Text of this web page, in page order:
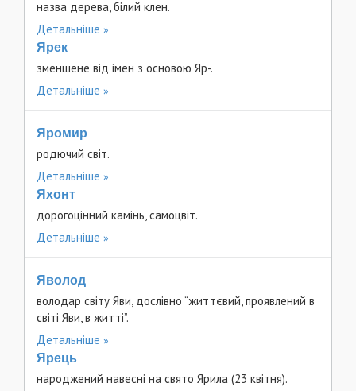
назва дерева, білий клен.
Детальніше
Ярек
зменшене від імен з основою Яр-.
Детальніше
Яромир
родючий світ.
Детальніше
Яхонт
дорогоцінний камінь, самоцвіт.
Детальніше
Яволод
володар світу Яви, дослівно “життєвий, проявлений в
світі Яви, в житті”.
Детальніше
Ярець
народжений навесні на свято Ярила (23 квітня).